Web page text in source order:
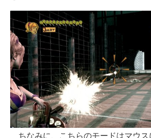
ちなみに、こちらのモードはマウス